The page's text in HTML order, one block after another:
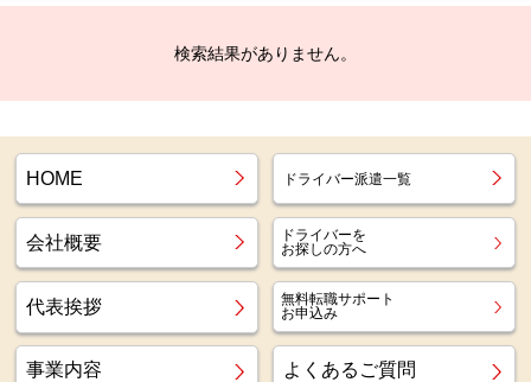
検索結果がありません。
HOME ドライバー派遣一覧
会社概要
ドライバーを
お探しの方へ
代表挨拶
無料転職サポート
お申込み
事業内容 よくあるご質問